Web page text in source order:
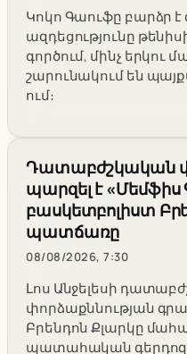
Կոկո Գաուֆը բարձր է
ազդեցությունը
գործում, մինչ երկու
շարունակում են
ում։
Դատաբժշկական
պարզել է «Մեմֆիս
բասկետբոլիստ
պատճառը
08/08/2026, 7:30
Լոս Անջելեսի
փորձաքննության
Բրենդոն Քլարկը
պատահական